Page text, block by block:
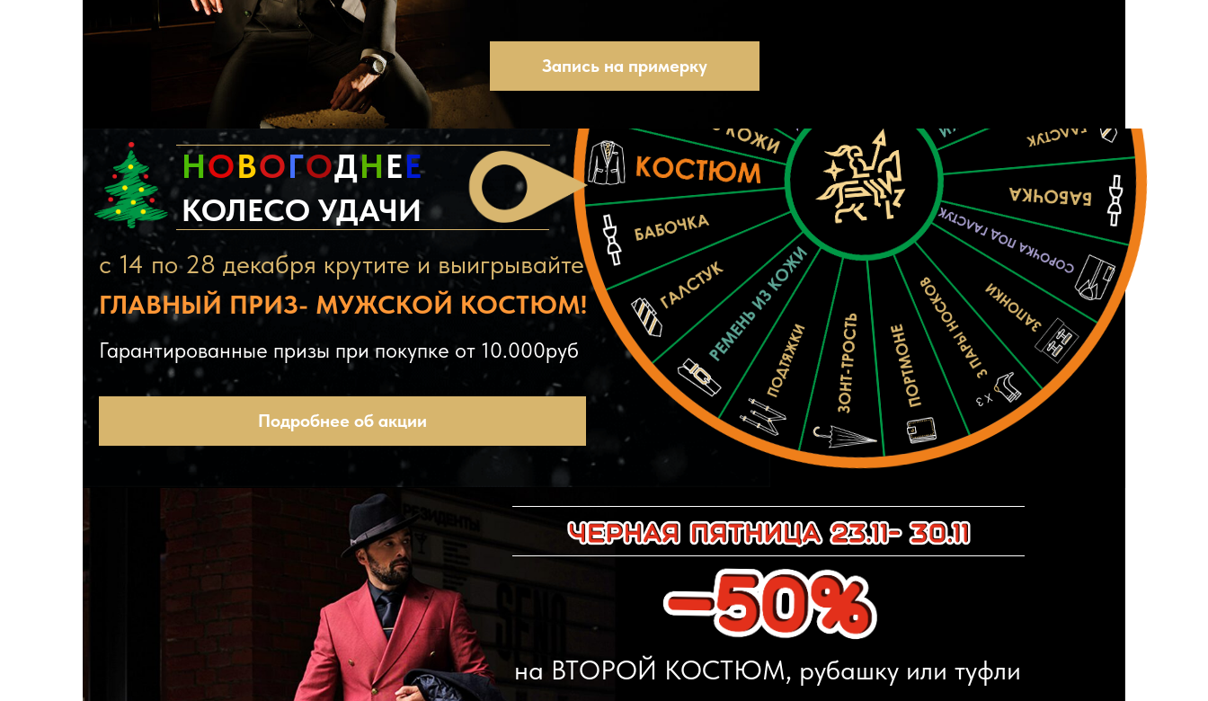
-ДИЗАЙНЕРСКИЕ ТРЕНЧКОТЫ
Запись на примерку
КОЛЕСО УДАЧИ
с 14 по 28 декабря крутите и выигрывайте
Подробнее об акции
Гарантированные призы при покупке от 10.000руб
ГЛАВНЫЙ ПРИЗ- МУЖСКОЙ КОСТЮМ!
с 23 февраля по 8 марта
КРУТИТЕ КОЛЕСО УДАЧИ И ВЫИГРЫВАЙТЕ
НОВОГОДНЕЕ
на ВТОРОЙ КОСТЮМ, рубашку или туфли